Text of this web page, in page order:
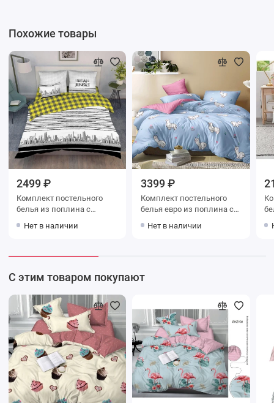
Похожие товары
2499 ₽
Комплект постельного
белья из поплина с
Город Василиса
Нет в наличии
3399 ₽
Комплект постельного
белья евро из поплина с
Животные Kuzina
Нет в наличии
белья
С этим товаром покупают